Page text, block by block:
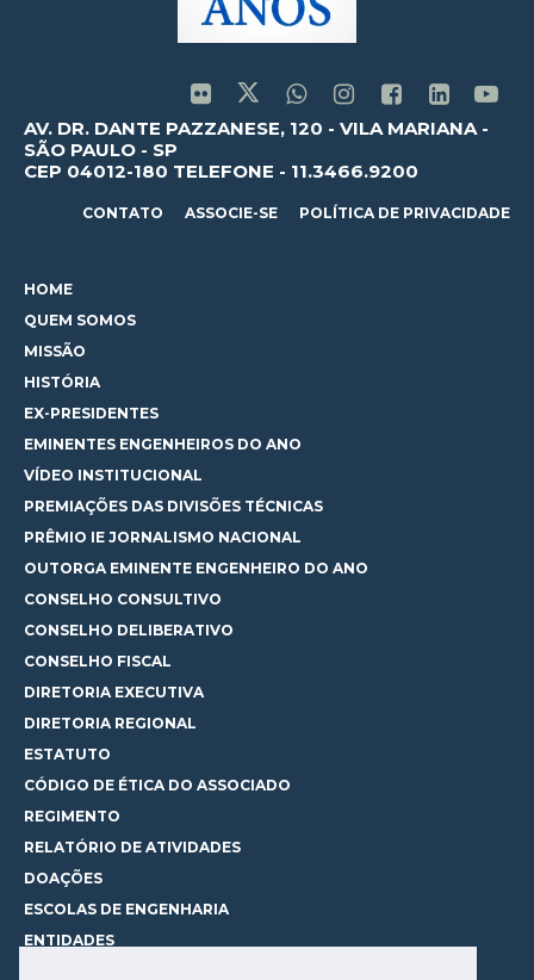
AV. DR. DANTE PAZZANESE, 120 - VILA MARIANA -
SÃO PAULO - SP
CEP 04012-180 TELEFONE - 11.3466.9200
CONTATO ASSOCIE-SE POLÍTICA DE PRIVACIDADE
HOME
QUEM SOMOS
MISSÃO
HISTÓRIA
EX-PRESIDENTES
EMINENTES ENGENHEIROS DO ANO
VÍDEO INSTITUCIONAL
PREMIAÇÕES DAS DIVISÕES TÉCNICAS
PRÊMIO IE JORNALISMO NACIONAL
OUTORGA EMINENTE ENGENHEIRO DO ANO
CONSELHO CONSULTIVO
CONSELHO DELIBERATIVO
CONSELHO FISCAL
DIRETORIA EXECUTIVA
DIRETORIA REGIONAL
ESTATUTO
CÓDIGO DE ÉTICA DO ASSOCIADO
REGIMENTO
RELATÓRIO DE ATIVIDADES
DOAÇÕES
ESCOLAS DE ENGENHARIA
ENTIDADES